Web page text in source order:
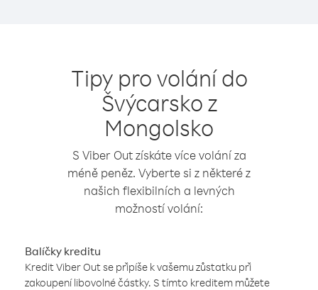
Tipy pro volání do
Švýcarsko z
Mongolsko
S Viber Out získáte více volání za
méně peněz. Vyberte si z některé z
našich flexibilních a levných
možností volání:
Balíčky kreditu
Kredit Viber Out se připíše k vašemu zůstatku při
zakoupení libovolné částky. S tímto kreditem můžete